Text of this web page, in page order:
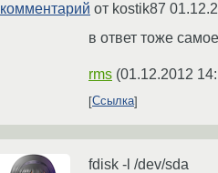
комментарий от kostik87
в ответ тоже самое
rms (01.12.2012
Ссылка
fdisk -l /dev/sda